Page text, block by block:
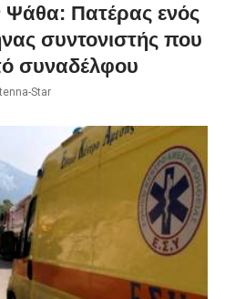
Πατέρας ενός
συντονιστής που
συναδέλφου
Star